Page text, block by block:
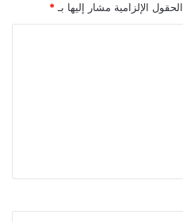
الحقول الإلزامية مشار إليها بـ *